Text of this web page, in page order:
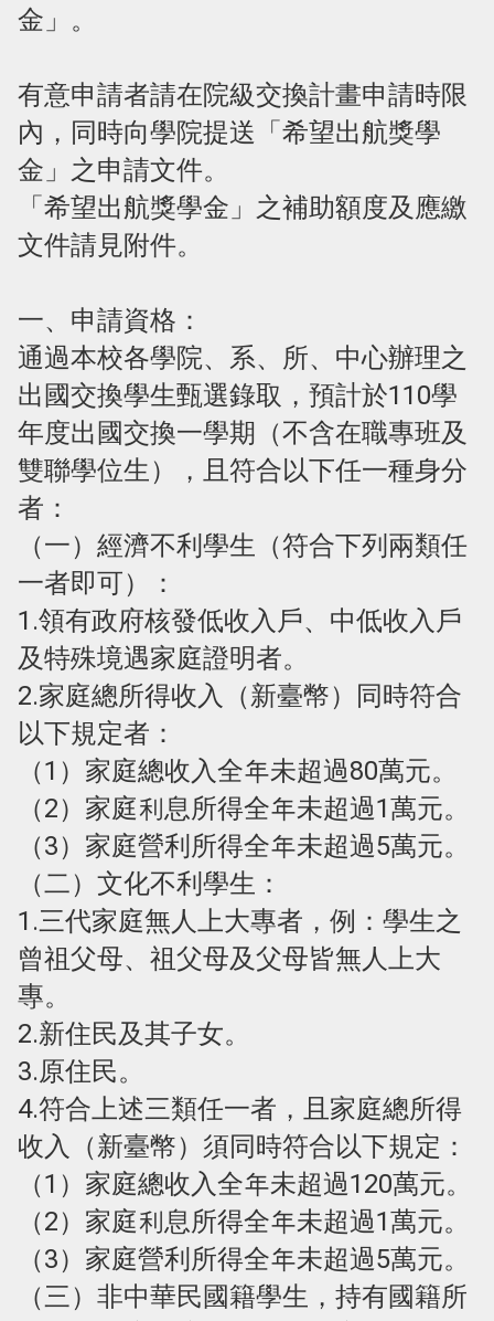
金」。
有意申請者請在院級交換計畫申請時限
內，同時向學院提送「希望出航獎學
金」之申請文件。
「希望出航獎學金」之補助額度及應繳
文件請見附件。
一、申請資格：
通過本校各學院、系、所、中心辦理之
出國交換學生甄選錄取，預計於110學
年度出國交換一學期（不含在職專班及
雙聯學位生），且符合以下任一種身分
者：
（一）經濟不利學生（符合下列兩類任
一者即可）：
1.領有政府核發低收入戶、中低收入戶
及特殊境遇家庭證明者。
2.家庭總所得收入（新臺幣）同時符合
以下規定者：
（1）家庭總收入全年未超過80萬元。
（2）家庭利息所得全年未超過1萬元。
（3）家庭營利所得全年未超過5萬元。
（二）文化不利學生：
1.三代家庭無人上大專者，例：學生之
曾祖父母、祖父母及父母皆無人上大
專。
2.新住民及其子女。
3.原住民。
4.符合上述三類任一者，且家庭總所得
收入（新臺幣）須同時符合以下規定：
（1）家庭總收入全年未超過120萬元。
（2）家庭利息所得全年未超過1萬元。
（3）家庭營利所得全年未超過5萬元。
（三）非中華民國籍學生，持有國籍所